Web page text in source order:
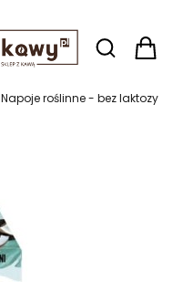
Otwórz
Napoje roślinne - bez laktozy